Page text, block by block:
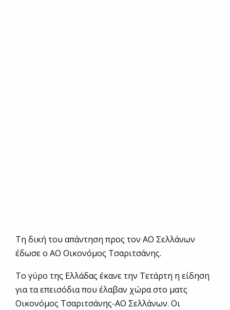
Τη δική του απάντηση προς τον ΑΟ Σελλάνων
έδωσε ο ΑΟ Οικονόμος Τσαριτσάνης.
Το γύρο της Ελλάδας έκανε την Τετάρτη η είδηση
για τα επεισόδια που έλαβαν χώρα στο ματς
Οικονόμος Τσαριτσάνης-ΑΟ Σελλάνων. Οι